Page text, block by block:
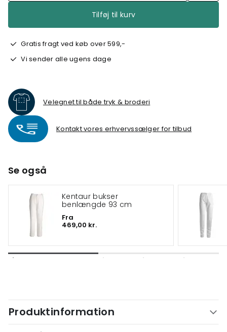
Tilføj til kurv
Gratis fragt ved køb over 599,-
Vi sender alle ugens dage
Velegnet til både tryk & broderi
Kontakt vores erhvervssælger for tilbud
Se også
Kentaur bukser
benlængde 93 cm
Fra
469,00 kr.
Produktinformation